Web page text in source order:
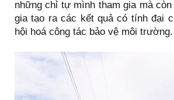
những chỉ tự mình tham gia mà
gia tạo ra các kết quả có tính đại
hội hoá công tác bảo vệ môi trường.